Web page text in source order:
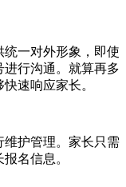
一对外形象，即使
行沟通。就算再多
速响应家长。
护管理。家长只需
名信息。